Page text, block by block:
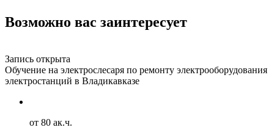
Возможно вас заинтересует
Запись открыта
Обучение на электрослесаря по ремонту электрооборудования
электростанций в Владикавказе
от 80 ак.ч.